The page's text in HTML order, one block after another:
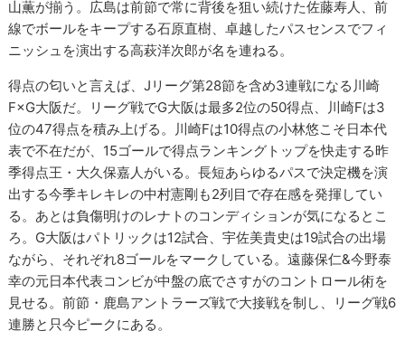
山薫が揃う。広島は前節で常に背後を狙い続けた佐藤寿人、前
線でボールをキープする石原直樹、卓越したパスセンスでフィ
ニッシュを演出する高萩洋次郎が名を連ねる。
得点の匂いと言えば、Jリーグ第28節を含め3連戦になる川崎
F×G大阪だ。リーグ戦でG大阪は最多2位の50得点、川崎Fは3
位の47得点を積み上げる。川崎Fは10得点の小林悠こそ日本代
表で不在だが、15ゴールで得点ランキングトップを快走する昨
季得点王・大久保嘉人がいる。長短あらゆるパスで決定機を演
出する今季キレキレの中村憲剛も2列目で存在感を発揮してい
る。あとは負傷明けのレナトのコンディションが気になるとこ
ろ。G大阪はパトリックは12試合、宇佐美貴史は19試合の出場
ながら、それぞれ8ゴールをマークしている。遠藤保仁&今野泰
幸の元日本代表コンビが中盤の底でさすがのコントロール術を
見せる。前節・鹿島アントラーズ戦で大接戦を制し、リーグ戦6
連勝と只今ピークにある。